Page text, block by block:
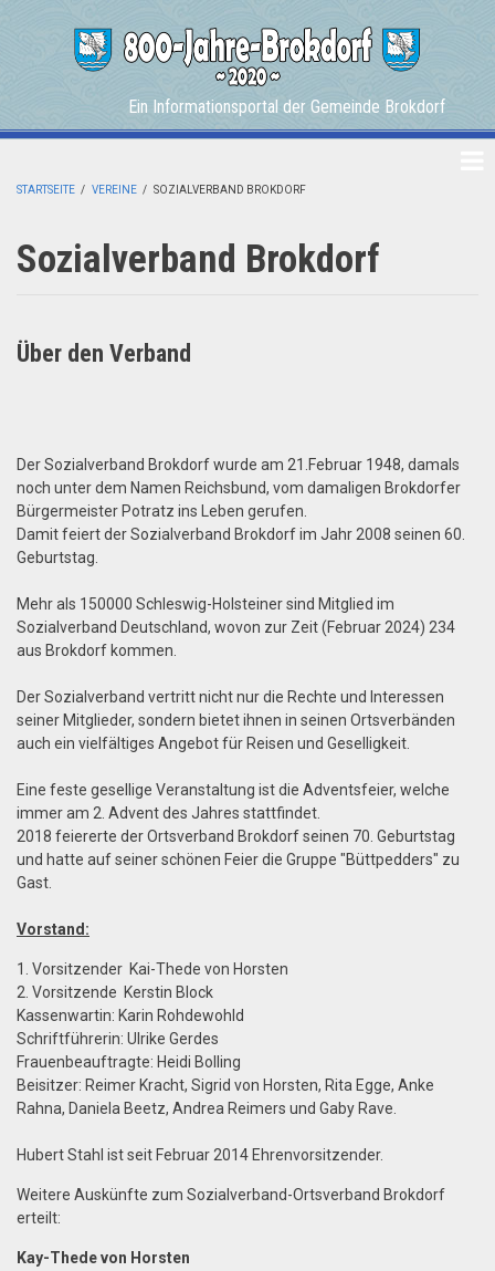
Ein Informationsportal der Gemeinde Brokdorf
STARTSEITE / VEREINE / SOZIALVERBAND BROKDORF
Sozialverband Brokdorf
Über den Verband
Der Sozialverband Brokdorf wurde am 21.Februar 1948, damals
noch unter dem Namen Reichsbund, vom damaligen Brokdorfer
Bürgermeister Potratz ins Leben gerufen.
Damit feiert der Sozialverband Brokdorf im Jahr 2008 seinen 60.
Geburtstag.
Mehr als 150000 Schleswig-Holsteiner sind Mitglied im
Sozialverband Deutschland, wovon zur Zeit (Februar 2024) 234
aus Brokdorf kommen.
Der Sozialverband vertritt nicht nur die Rechte und Interessen
seiner Mitglieder, sondern bietet ihnen in seinen Ortsverbänden
auch ein vielfältiges Angebot für Reisen und Geselligkeit.
Eine feste gesellige Veranstaltung ist die Adventsfeier, welche
immer am 2. Advent des Jahres stattfindet.
2018 feiererte der Ortsverband Brokdorf seinen 70. Geburtstag
und hatte auf seiner schönen Feier die Gruppe "Büttpedders" zu
Gast.
Vorstand:
1. Vorsitzender Kai-Thede von Horsten
2. Vorsitzende Kerstin Block
Kassenwartin: Karin Rohdewohld
Schriftführerin: Ulrike Gerdes
Frauenbeauftragte: Heidi Bolling
Beisitzer: Reimer Kracht, Sigrid von Horsten, Rita Egge, Anke
Rahna, Daniela Beetz, Andrea Reimers und Gaby Rave.
Hubert Stahl ist seit Februar 2014 Ehrenvorsitzender.
Weitere Auskünfte zum Sozialverband-Ortsverband Brokdorf
erteilt:
Kay-Thede von Horsten